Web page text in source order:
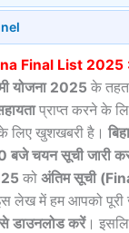
Final List 2025
योजना 2025 के
प्राप्त करने के
लिए खुशखबरी है।
बजे चयन सूची जारी
को अंतिम सूची
लेख में हम आपको पूरी
डाउनलोड करें।